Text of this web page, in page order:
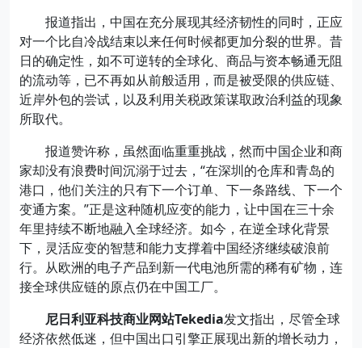
报道指出，中国在充分展现其经济韧性的同时，正应
对一个比自冷战结束以来任何时候都更加分裂的世界。昔
日的确定性，如不可逆转的全球化、商品与资本畅通无阻
的流动等，已不再如从前般适用，而是被受限的供应链、
近岸外包的尝试，以及利用关税政策谋取政治利益的现象
所取代。
报道赞许称，虽然面临重重挑战，然而中国企业和商
家却没有浪费时间沉溺于过去，“在深圳的仓库和青岛的
港口，他们关注的只有下一个订单、下一条路线、下一个
变通方案。”正是这种随机应变的能力，让中国在三十余
年里持续不断地融入全球经济。如今，在逆全球化背景
下，灵活应变的智慧和能力支撑着中国经济继续破浪前
行。从欧洲的电子产品到新一代电池所需的稀有矿物，连
接全球供应链的原点仍在中国工厂。
尼日利亚科技商业网站Tekedia发文指出，尽管全球
经济依然低迷，但中国出口引擎正展现出新的增长动力，